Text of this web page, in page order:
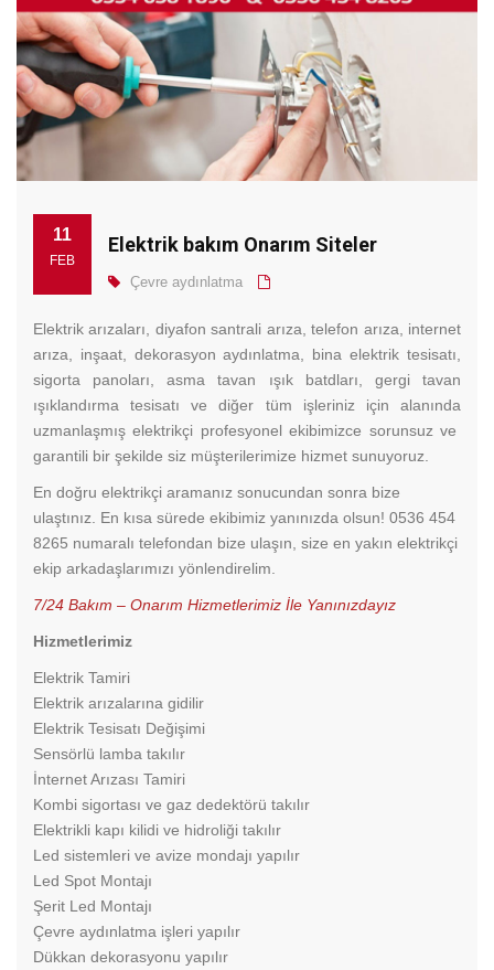
11
FEB
Elektrik bakım Onarım Siteler
Çevre aydınlatma
Elektrik arızaları, diyafon santrali arıza, telefon arıza, internet
arıza, inşaat, dekorasyon aydınlatma, bina elektrik tesisatı,
sigorta panoları, asma tavan ışık batdları, gergi tavan
ışıklandırma tesisatı ve diğer tüm işleriniz için alanında
uzmanlaşmış elektrikçi profesyonel ekibimizce sorunsuz ve
garantili bir şekilde siz müşterilerimize hizmet sunuyoruz.
En doğru elektrikçi aramanız sonucundan sonra bize
ulaştınız. En kısa sürede ekibimiz yanınızda olsun! 0536 454
8265 numaralı telefondan bize ulaşın, size en yakın elektrikçi
ekip arkadaşlarımızı yönlendirelim.
7/24 Bakım – Onarım Hizmetlerimiz İle Yanınızdayız
Hizmetlerimiz
Elektrik Tamiri
Elektrik arızalarına gidilir
Elektrik Tesisatı Değişimi
Sensörlü lamba takılır
İnternet Arızası Tamiri
Kombi sigortası ve gaz dedektörü takılır
Elektrikli kapı kilidi ve hidroliği takılır
Led sistemleri ve avize mondajı yapılır
Led Spot Montajı
Şerit Led Montajı
Çevre aydınlatma işleri yapılır
Dükkan dekorasyonu yapılır